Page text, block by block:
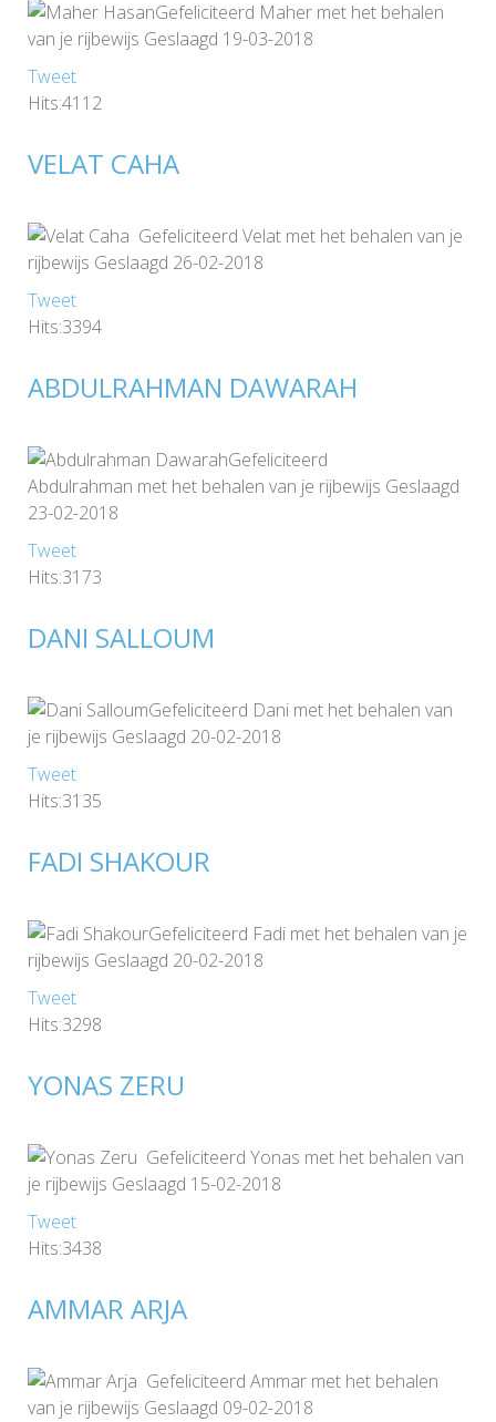
Gefeliciteerd Maher met het behalen
van je rijbewijs Geslaagd 19-03-2018
Tweet
Hits:4112
VELAT CAHA
Gefeliciteerd Velat met het behalen van je
rijbewijs Geslaagd 26-02-2018
Tweet
Hits:3394
ABDULRAHMAN DAWARAH
Gefeliciteerd
Abdulrahman met het behalen van je rijbewijs Geslaagd
23-02-2018
Tweet
Hits:3173
DANI SALLOUM
Gefeliciteerd Dani met het behalen van
je rijbewijs Geslaagd 20-02-2018
Tweet
Hits:3135
FADI SHAKOUR
Gefeliciteerd Fadi met het behalen van je
rijbewijs Geslaagd 20-02-2018
Tweet
Hits:3298
YONAS ZERU
Gefeliciteerd Yonas met het behalen van
je rijbewijs Geslaagd 15-02-2018
Tweet
Hits:3438
AMMAR ARJA
Gefeliciteerd Ammar met het behalen
van je rijbewijs Geslaagd 09-02-2018